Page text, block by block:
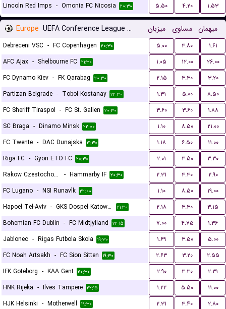
Lincoln Red Imps - Omonia FC Nicosia ۲۰:۳۰ ۵.۵۰ ۴.۲۰ ۱.۵۳
Europe UEFA Conference League Qualification میزبان مساوی میهمان
Debreceni VSC - FC Copenhagen ۲۰:۳۰ ۵.۰۰ ۳.۸۰
۱.۶۱
AFC Ajax - Shelbourne FC ۲۱:۳۰ ۱.۰۵ ۱۲.۰۰
۲۶.۰۰
FC Dynamo Kiev - FK Qarabag ۲۰:۳۰ ۲.۱۵ ۳.۳۰
۳.۲۰
Partizan Belgrade - Tobol Kostanay ۲۲:۳۰ ۱.۳۱ ۵.۰۰
۸.۵۰
FC Sheriff Tiraspol - FC St. Gallen ۲۰:۳۰ ۳.۶۰ ۳.۶۰
۱.۸۸
SC Braga - Dinamo Minsk ۲۲:۰۰ ۱.۱۰ ۸.۵۰
۲۱.۰۰
FC Twente - DAC Dunajska ۲۱:۳۰ ۱.۱۸ ۶.۵۰
۱۱.۰۰
Riga FC - Gyori ETO FC ۲۰:۳۰ ۲.۰۱ ۳.۵۰
۳.۳۰
Rakow Czestochowa
- Hammarby IF ۲۰:۳۰ ۲.۳۱ ۳.۳۰
۲.۹۰
FC Lugano - NSI Runavík ۲۲:۰۰ ۱.۱۰ ۸.۵۰
۱۹.۰۰
Hapoel Tel-Aviv - GKS Dospel Katowice ۲۱:۳۰ ۲.۱۸ ۳.۳۰
۳.۱۵
Bohemian FC Dublin - FC Midtjylland ۲۲:۱۵ ۷.۰۰ ۴.۷۵
۱.۳۶
Jablonec - Rigas Futbola Skola ۱۹:۳۰ ۱.۶۹ ۳.۵۰
۵.۰۰
FC Noah Artsakh - FC Sion Sitten ۱۹:۳۰ ۲.۶۳ ۳.۲۰
۲.۵۵
IFK Goteborg - KAA Gent ۲۰:۳۰ ۲.۹۰ ۳.۳۰
۲.۳۱
HNK Rijeka - Ilves Tampere ۲۲:۱۵ ۱.۲۲ ۵.۵۰
۱۱.۰۰
HJK Helsinki - Motherwell ۱۹:۳۰ ۲.۳۱ ۳.۴۰
۲.۸۰